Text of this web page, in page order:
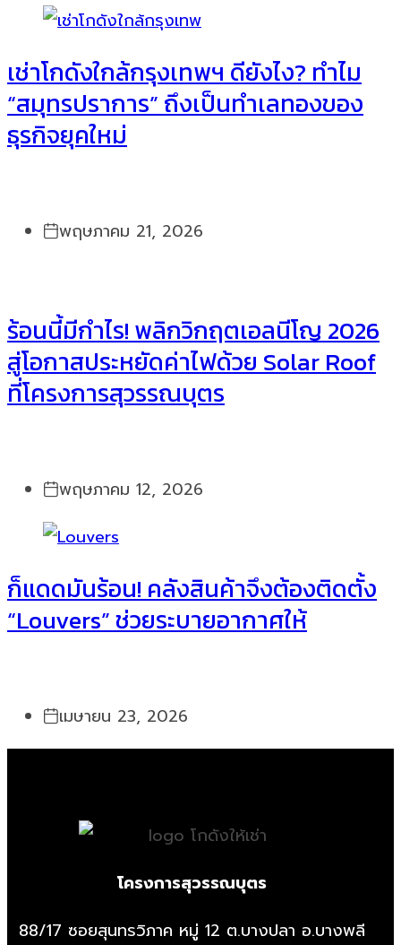
เช่าโกดังใกล้กรุงเทพฯ ดียังไง? ทำไม
“สมุทรปราการ” ถึงเป็นทำเลทองของ
ธุรกิจยุคใหม่
พฤษภาคม 21, 2026
ร้อนนี้มีกำไร! พลิกวิกฤตเอลนีโญ 2026
สู่โอกาสประหยัดค่าไฟด้วย Solar Roof
ที่โครงการสุวรรณบุตร
พฤษภาคม 12, 2026
ก็แดดมันร้อน! คลังสินค้าจึงต้องติดตั้ง
“Louvers” ช่วยระบายอากาศให้
เมษายน 23, 2026
โครงการสุวรรณบุตร
88/17 ซอยสุนทรวิภาค หมู่ 12 ต.บางปลา อ.บางพลี